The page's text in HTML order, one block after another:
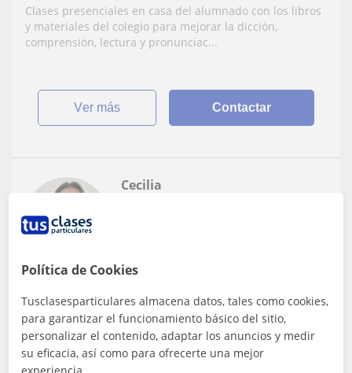
Clases presenciales en casa del alumnado con los libros
y materiales del colegio para mejorar la dicción,
comprensión, lectura y pronunciac...
ver más Contactar
Cecilia
Castellón
Francés
Clases prácticas y adaptadas a ti | Inglés y
francés
Política de Cookies
Tusclasesparticulares almacena datos, tales como cookies,
para garantizar el funcionamiento básico del sitio,
personalizar el contenido, adaptar los anuncios y medir
su eficacia, así como para ofrecerte una mejor
experiencia.